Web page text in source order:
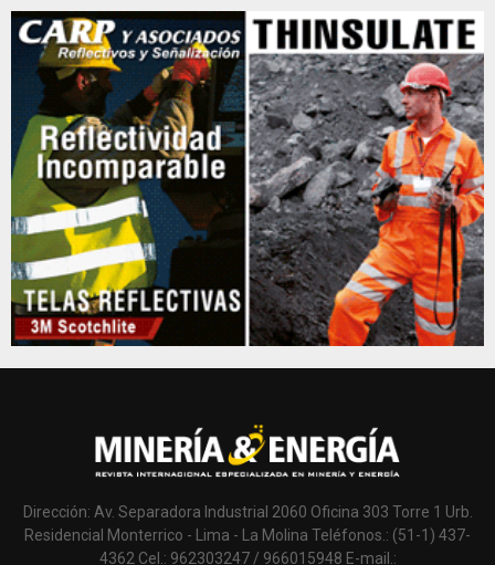
Dirección: Av. Separadora Industrial 2060 Oficina 303 Torre 1 Urb.
Residencial Monterrico - Lima - La Molina Teléfonos.: (51-1) 437-
4362 Cel.: 962303247 / 966015948 E-mail.: